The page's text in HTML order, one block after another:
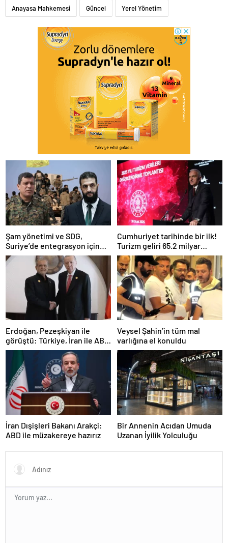
Anayasa Mahkemesi Güncel Yerel Yönetim
Şam yönetimi ve SDG,
Suriye’de entegrasyon için
anlaştı
Cumhuriyet tarihinde bir ilk!
Turizm geliri 65.2 milyar
dolarla rekor kırdı
Erdoğan, Pezeşkiyan ile
görüştü: Türkiye, İran ile ABD
arasında rol üstlenmeye hazır
Veysel Şahin’in tüm mal
varlığına el konuldu
İran Dışişleri Bakanı Arakçi:
ABD ile müzakereye hazırız
Bir Annenin Acıdan Umuda
Uzanan İyilik Yolculuğu